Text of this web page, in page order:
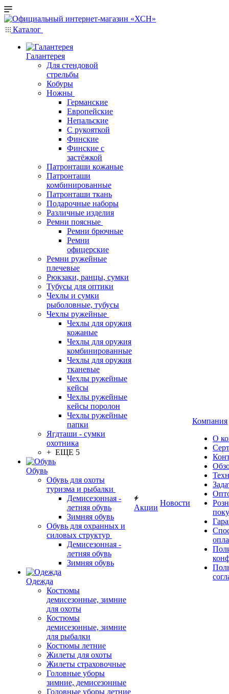
Каталог
Галантерея
Для стендовой
стрельбы
Кобуры
Ножны
Германские
Европейские
Непальские
С рукояткой
Финские
Финские с
застёжкой
Патронташи кожаные
Патронташи
комбинированные
Патронташи ткань
Подарочные наборы
Различные изделия
Ремни поясные
Ремни брючные
Ремни
офицерские
Ремни ружейные
плечевые
Рюкзаки, ранцы, сумки
Тубусы для оптики
Чехлы и сумки
рыболовные, тубусы
Чехлы ружейные
Чехлы для оружия
кожаные
Чехлы для оружия
комбинированные
Чехлы для оружия
тканевые
Чехлы ружейные
кейсы
Чехлы ружейные
кейсы поролон
Чехлы ружейные
папки
Ягдташи - сумки
охотника
+ ЕЩЕ 5
Обувь
Обувь для охоты
туризма и рыбалки
Демисезонная -
летняя обувь
Зимняя обувь
Обувь для охранных и
силовых структур
Демисезонная -
летняя обувь
Зимняя обувь
Одежда
Костюмы
демисезонные, зимние
для охоты
Костюмы
демисезонные, зимние
для рыбалки
Костюмы летние
Жилеты для охоты
Жилеты страховочные
Головные уборы
зимние, демисезонные
Головные уборы летние
Акции
Новости
Компания
О